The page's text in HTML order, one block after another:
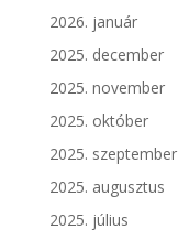
2026. január
2025. december
2025. november
2025. október
2025. szeptember
2025. augusztus
2025. július